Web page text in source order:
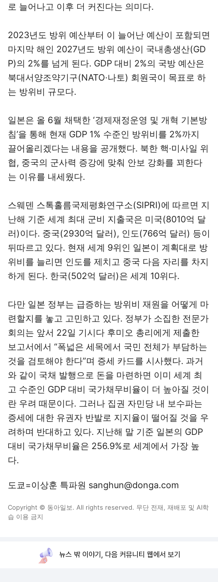
로 늘어나고 이후 더 커진다는 의미다.
2023년도 방위 예산부터 이 늘어난 예산이 포함되면
마지막 해인 2027년도 방위 예산이 국내총생산(GD
P)의 2%를 넘게 된다. GDP 대비 2%의 국방 예산은
북대서양조약기구(NATO·나토) 회원국이 목표로 하
는 방위비 규모다.
일본은 올 6월 채택한 ‘경제재정운영 및 개혁 기본방
침’을 통해 현재 GDP 1% 수준인 방위비를 2%까지
끌어올리겠다는 내용을 공개했다. 북한 핵·미사일 위
협, 중국의 군사력 증강에 맞춰 안보 강화를 꾀한다
는 이유를 내세웠다.
스웨덴 스톡홀름국제평화연구소(SIPRI)에 따르면 지
난해 기준 세계 최대 군비 지출국은 미국(8010억 달
러)이다. 중국(2930억 달러), 인도(766억 달러) 등이
뒤따르고 있다. 현재 세계 9위인 일본이 계획대로 방
위비를 늘리면 인도를 제치고 중국 다음 자리를 차지
하게 된다. 한국(502억 달러)은 세계 10위다.
다만 일본 정부는 급증하는 방위비 재원을 어떻게 마
련할지를 놓고 고민하고 있다. 정부가 소집한 전문가
회의는 앞서 22일 기시다 후미오 총리에게 제출한
보고서에서 “폭넓은 세목에서 국민 전체가 부담하는
것을 검토해야 한다”며 증세 카드를 시사했다. 과거
와 같이 국채 발행으로 돈을 마련하면 이미 세계 최
고 수준인 GDP 대비 국가채무비율이 더 높아질 것이
란 우려 때문이다. 그러나 집권 자민당 내 보수파는
증세에 대한 유권자 반발로 지지율이 떨어질 것을 우
려하며 반대하고 있다. 지난해 말 기준 일본의 GDP
대비 국가채무비율은 256.9%로 세계에서 가장 높
다.
도쿄=이상훈 특파원 sanghun@donga.com
Copyright © 동아일보. All rights reserved. 무단 전재, 재배포 및 AI학
습 이용 금지
뉴스 밖 이야기, 다음 커뮤니티 웹에서 보기